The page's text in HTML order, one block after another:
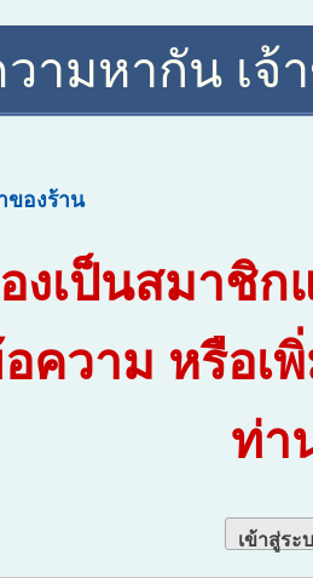
ามหากัน เจ้
ของร้าน
งเป็นสมาชิก
ความ หรือเ
ท่า
เข้าสู่ระ